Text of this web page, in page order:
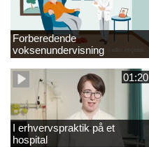
Forberedende
voksenundervisning
01:20
I erhvervspraktik på et
hospital